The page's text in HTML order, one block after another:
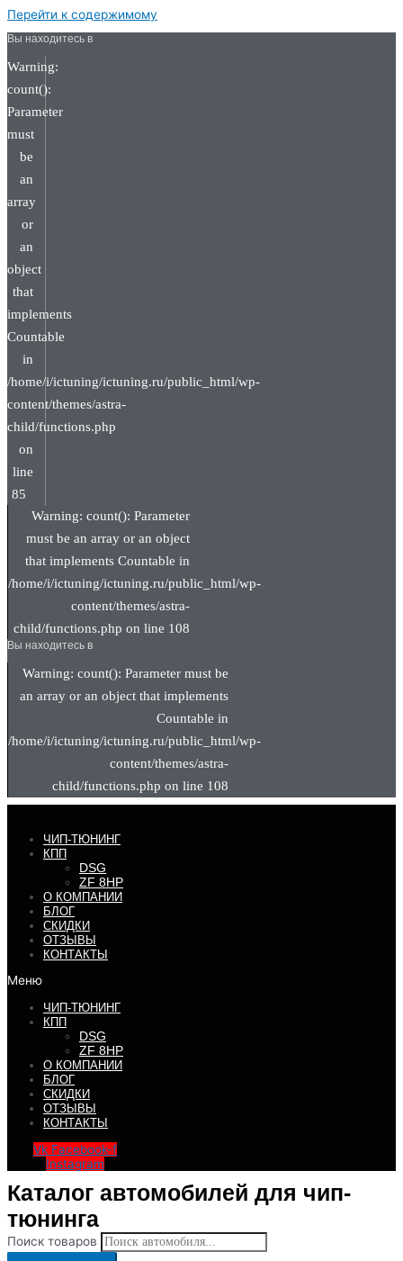
Перейти к содержимому
Вы находитесь в
Warning:
count():
Parameter
must
be
an
array
or
an
object
that
implements
Countable
in
/home/i/ictuning/ictuning.ru/public_html/wp-
content/themes/astra-
child/functions.php
on
line
85
Warning: count(): Parameter
must be an array or an object
that implements Countable in
/home/i/ictuning/ictuning.ru/public_html/wp-
content/themes/astra-
child/functions.php on line 108
Вы находитесь в
Warning: count(): Parameter must be
an array or an object that implements
Countable in
/home/i/ictuning/ictuning.ru/public_html/wp-
content/themes/astra-
child/functions.php on line 108
ЧИП-ТЮНИНГ
КПП
DSG
ZF 8HP
О КОМПАНИИ
БЛОГ
СКИДКИ
ОТЗЫВЫ
КОНТАКТЫ
Меню
ЧИП-ТЮНИНГ
КПП
DSG
ZF 8HP
О КОМПАНИИ
БЛОГ
СКИДКИ
ОТЗЫВЫ
КОНТАКТЫ
Vk Facebook-f
Instagram
Каталог автомобилей для чип-
тюнинга
Поиск товаров